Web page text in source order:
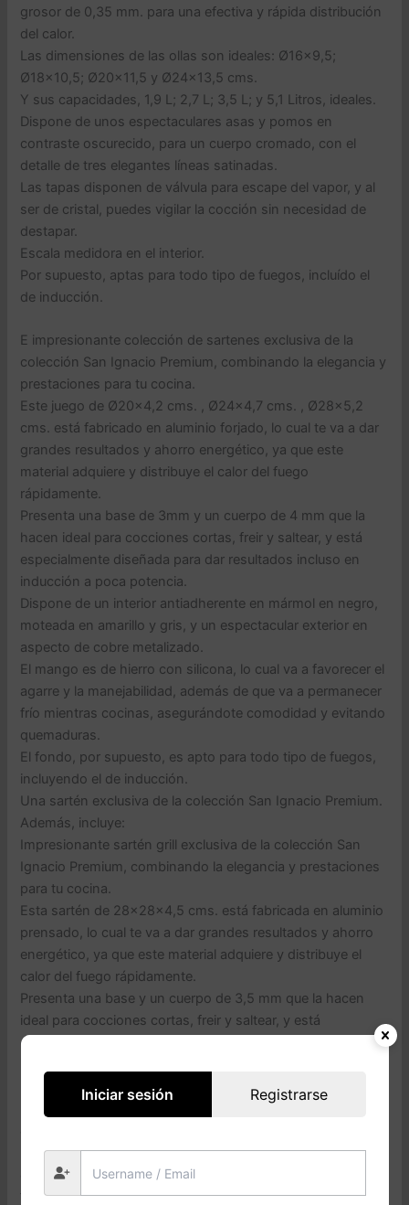
SAN
IGNACIO
en
alumino
forjado
cantidad
grosor de 0,35 mm. para una efectiva y rápida distribución
del calor.
Las dimensiones de las ollas son ideales: Ø16×9,5;
Ø18×10,5; Ø20×11,5 y Ø24×13,5 cms.
Y sus capacidades, 1,9 L; 2,7 L; 3,5 L; y 5,1 Litros, ideales.
Dispone de unos espectaculares asas y pomos en
contraste oscurecido, para un cuerpo cromado, con el
detalle de tres elegantes líneas satinadas.
Las tapas disponen de válvula para escape del vapor, y al
ser de cristal, puedes vigilar la cocción sin necesidad de
destapar.
Escala medidora en el interior.
Por supuesto, aptas para todo tipo de fuegos, incluído el
de inducción.
E impresionante colección de sartenes exclusiva de la
colección San Ignacio Premium, combinando la elegancia y
prestaciones para tu cocina.
Este juego de Ø20×4,2 cms. , Ø24×4,7 cms. , Ø28×5,2
cms. está fabricado en aluminio forjado, lo cual te va a dar
grandes resultados y ahorro energético, ya que este
material adquiere y distribuye el calor del fuego
rápidamente.
Presenta una base de 3mm y un cuerpo de 4 mm que la
hacen ideal para cocciones cortas, freir y saltear, y está
especialmente diseñada para dar resultados incluso en
inducción a poca potencia.
Dispone de un interior antiadherente en mármol en negro,
moteada en amarillo y gris, y un espectacular exterior en
aspecto de cobre metalizado.
El mango es de hierro con silicona, lo cual va a favorecer el
agarre y la manejabilidad, además de que va a permanecer
frío mientras cocinas, asegurándote comodidad y evitando
quemaduras.
El fondo, por supuesto, es apto para todo tipo de fuegos,
incluyendo el de inducción.
Una sartén exclusiva de la colección San Ignacio Premium.
Además, incluye:
Impresionante sartén grill exclusiva de la colección San
Ignacio Premium, combinando la elegancia y prestaciones
para tu cocina.
Esta sartén de 28x28x4,5 cms. está fabricada en aluminio
prensado, lo cual te va a dar grandes resultados y ahorro
energético, ya que este material adquiere y distribuye el
calor del fuego rápidamente.
Presenta una base y un cuerpo de 3,5 mm que la hacen
ideal para cocciones cortas, freir y saltear, y está
especialmente diseñada para dar resultados incluso en
Dispone de un interior antiadherente en mármol en negro,
moteada en amarillo y gris, y un espectacular exterior en
El mango es de hierro con silicona, lo cual va a favorecer el
agarre y la manejabilidad, además de que va a permanecer
frío mientras cocinas, asegurándote comodidad y evitando
Iniciar sesión Registrarse